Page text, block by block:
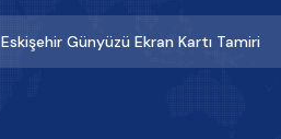
Eskişehir Günyüzü Ekran Kartı Tamiri